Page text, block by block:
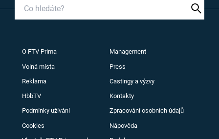
O FTV Prima Management
Volná místa Press
Reklama Castingy a výzvy
HbbTV Kontakty
Podmínky užívání Zpracování osobních údajů
Cookies Nápověda